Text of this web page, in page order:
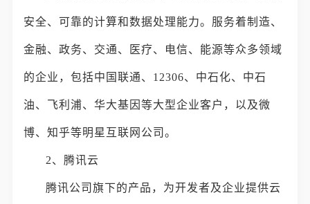
安全、可靠的计算和数据处理能力。服务着制造、
金融、政务、交通、医疗、电信、能源等众多领域
的企业，包括中国联通、12306、中石化、中石
油、飞利浦、华大基因等大型企业客户，以及微
博、知乎等明星互联网公司。
2、腾讯云
腾讯公司旗下的产品，为开发者及企业提供云